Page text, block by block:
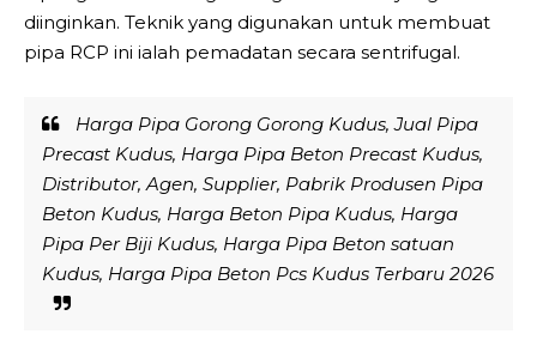
diinginkan. Teknik yang digunakan untuk membuat
pipa RCP ini ialah pemadatan secara sentrifugal.
Harga Pipa Gorong Gorong Kudus, Jual Pipa
Precast Kudus, Harga Pipa Beton Precast Kudus,
Distributor, Agen, Supplier, Pabrik Produsen Pipa
Beton Kudus, Harga Beton Pipa Kudus, Harga
Pipa Per Biji Kudus, Harga Pipa Beton satuan
Kudus, Harga Pipa Beton Pcs Kudus Terbaru 2026